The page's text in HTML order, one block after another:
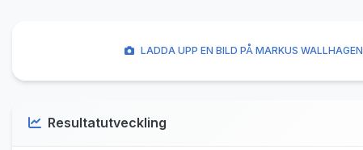
LADDA UPP EN BILD PÅ MARKUS WALLHAGEN
Resultatutveckling